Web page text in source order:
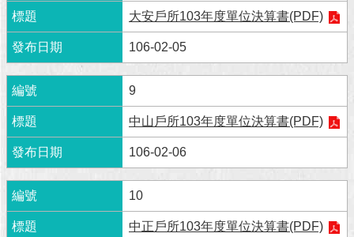
覽
English
常
見
問
答
時
新
聞
澄
大安戶所103年度單位決算書(PDF)
106-02-05
9
中山戶所103年度單位決算書(PDF)
106-02-06
10
中正戶所103年度單位決算書(PDF)